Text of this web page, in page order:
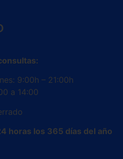
9:00h – 21:00h
a 14:00
horas los 365 días del año